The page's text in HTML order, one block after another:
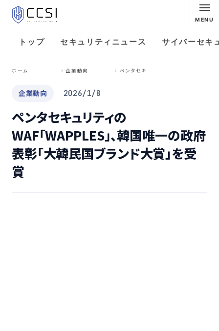
MENU
トップ セキュリティニュース サイバーセキ
ホーム 企業動向
企業動向 2026/1/8
ペンタセキュリティの
WAF「WAPPLES」、韓国唯一の政府
表彰「大韓民国ブランド大賞」を受
賞